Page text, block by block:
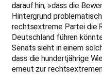
darauf hin, »dass die
Hintergrund
rechtsextreme Partei die
Deutschland führen
Senats sieht in einem
dass die hundertjährige
erneut zur